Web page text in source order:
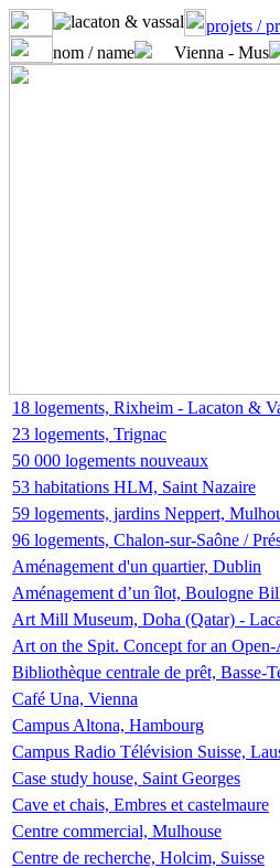
projets /
nom / name
Vienna - Mus
18 logements, Rixheim - Lacaton &
23 logements, Trignac
50 000 logements nouveaux
53 habitations HLM, Saint Nazaire
59 logements, jardins Neppert,
96 logements, Chalon-sur-Saône /
Aménagement d'un quartier, Dublin
Aménagement d’un îlot, Boulogne
Art Mill Museum, Doha (Qatar) -
Art on the Spit. Concept for an
Bibliothèque centrale de prêt, Basse-
Café Una, Vienna
Campus Altona, Hambourg
Campus Radio Télévision Suisse,
Case study house, Saint Georges
Cave et chais, Embres et castelmaure
Centre commercial, Mulhouse
Centre de recherche, Holcim, Suisse